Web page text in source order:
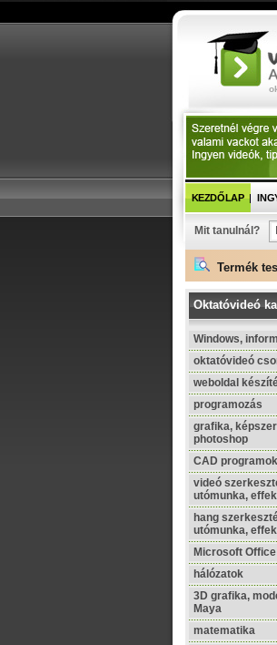
KEZDŐLAP
Mit tanulnál?
Termék
Oktatóvideó
Windows,
oktatóvideó
weboldal
programozás
grafika,
photoshop
CAD programok
videó
utómunka,
hang
utómunka,
Microsoft Office
hálózatok
3D grafika,
Maya
matematika